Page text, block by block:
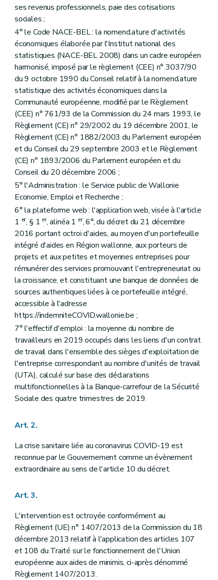
ses revenus professionnels, paie des cotisations
sociales ;
4° le Code NACE-BEL : la nomenclature d'activités
économiques élaborée par l'Institut national des
statistiques (NACE-BEL 2008) dans un cadre européen
harmonisé, imposé par le règlement (CEE) n° 3037/90
du 9 octobre 1990 du Conseil relatif à la nomenclature
statistique des activités économiques dans la
Communauté européenne, modifié par le Règlement
(CEE) n° 761/93 de la Commission du 24 mars 1993, le
Règlement (CE) n° 29/2002 du 19 décembre 2001, le
Règlement (CE) n° 1882/2003 du Parlement européen
et du Conseil du 29 septembre 2003 et le Règlement
(CE) n° 1893/2006 du Parlement européen et du
Conseil du 20 décembre 2006 ;
5° l'Administration : le Service public de Wallonie
Economie, Emploi et Recherche ;
6° la plateforme web : l'application web, visée à l'article
1 er, § 1 er, alinéa 1 er, 6°, du décret du 21 décembre
2016 portant octroi d'aides, au moyen d'un portefeuille
intégré d'aides en Région wallonne, aux porteurs de
projets et aux petites et moyennes entreprises pour
rémunérer des services promouvant l'entrepreneuriat ou
la croissance, et constituant une banque de données de
sources authentiques liées à ce portefeuille intégré,
accessible à l'adresse
https://indemniteCOVID.wallonie.be ;
7° l'effectif d'emploi : la moyenne du nombre de
travailleurs en 2019 occupés dans les liens d'un contrat
de travail dans l'ensemble des sièges d'exploitation de
l'entreprise correspondant au nombre d'unités de travail
(UTA), calculé sur base des déclarations
multifonctionnelles à la Banque-carrefour de la Sécurité
Sociale des quatre trimestres de 2019.
Art. 2.
La crise sanitaire liée au coronavirus COVID-19 est
reconnue par le Gouvernement comme un évènement
extraordinaire au sens de l'article 10 du décret.
Art. 3.
L'intervention est octroyée conformément au
Règlement (UE) n° 1407/2013 de la Commission du 18
décembre 2013 relatif à l'application des articles 107
et 108 du Traité sur le fonctionnement de l'Union
européenne aux aides de minimis, ci-après dénommé
Règlement 1407/2013.